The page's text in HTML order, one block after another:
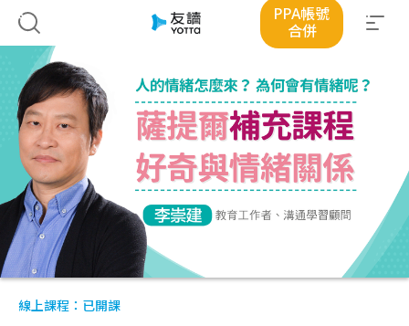
PPA帳號
合併
線上課程： 已開課